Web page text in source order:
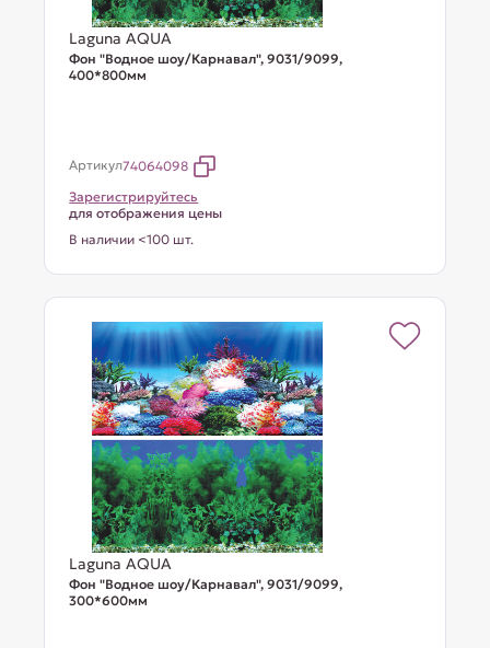
Laguna AQUA
Фон "Водное шоу/Карнавал", 9031/9099,
400*800мм
Артикул74064098
Зарегистрируйтесь
для отображения цены
В наличии <100 шт.
Laguna AQUA
Фон "Водное шоу/Карнавал", 9031/9099,
300*600мм